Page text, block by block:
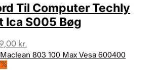
Til Computer Techly
Ica S005 Bøg
kr.
aktuelle